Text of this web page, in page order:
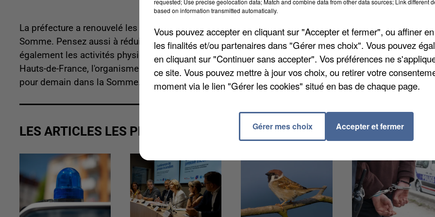
La préfecture a renouvelé les mesures prises le week-end dernier en raison du pic de pollution dans
Somme. Pensez aussi à réduire votre vitesse de 20 km/h sur l'ensemble des grands axes. Evitez
également les activités physiques et sportives intenses. L'épisode de pollution va se poursuivre.
Hauts-de-France, l'organisme chargé de surveiller la qualité de l'air dans la région, prolonge son alerte
pour demain dans la Somme.
LES ARTICLES LES PLUS VUS
based on information transmitted automatically.
Vous pouvez accepter en cliquant sur "Accepter et fermer", ou affiner
les finalités et/ou partenaires dans "Gérer mes choix". Vous pouvez
en cliquant sur "Continuer sans accepter". Vos préférences ne
ce site. Vous pouvez mettre à jour vos choix, ou retirer votre
moment via le lien "Gérer les cookies" situé en bas de chaque page.
Gérer mes choix Accepter et fermer